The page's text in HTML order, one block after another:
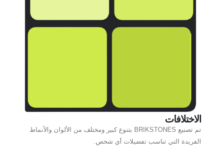
الاختلافات
تم تصنيع BRIKSTONES بتنوع كبير ومختلف من الألوان والأنماط
الفريدة التي تناسب تفضيلات أي شخص.